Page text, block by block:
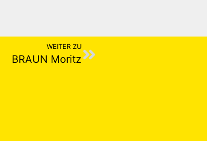
WEITER ZU
BRAUN Moritz